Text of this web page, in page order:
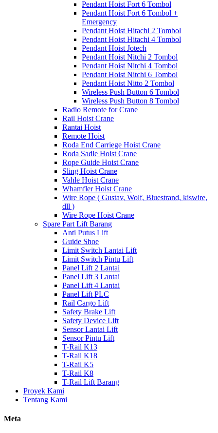
Pendant Hoist Fort 6 Tombol
Pendant Hoist Fort 6 Tombol +
Emergency
Pendant Hoist Hitachi 2 Tombol
Pendant Hoist Hitachi 4 Tombol
Pendant Hoist Jotech
Pendant Hoist Nitchi 2 Tombol
Pendant Hoist Nitchi 4 Tombol
Pendant Hoist Nitchi 6 Tombol
Pendant Hoist Nitto 2 Tombol
Wireless Push Button 6 Tombol
Wireless Push Button 8 Tombol
Radio Remote for Crane
Rail Hoist Crane
Rantai Hoist
Remote Hoist
Roda End Carriege Hoist Crane
Roda Sadle Hoist Crane
Rope Guide Hoist Crane
Sling Hoist Crane
Vahle Hoist Crane
Whamfler Hoist Crane
Wire Rope ( Gustav, Wolf, Bluestrand, kiswire,
dll )
Wire Rope Hoist Crane
Spare Part Lift Barang
Anti Putus Lift
Guide Shoe
Limit Switch Lantai Lift
Limit Switch Pintu Lift
Panel Lift 2 Lantai
Panel Lift 3 Lantai
Panel Lift 4 Lantai
Panel Lift PLC
Rail Cargo Lift
Safety Brake Lift
Safety Device Lift
Sensor Lantai Lift
Sensor Pintu Lift
T-Rail K13
T-Rail K18
T-Rail K5
T-Rail K8
T-Rail Lift Barang
Proyek Kami
Tentang Kami
Meta